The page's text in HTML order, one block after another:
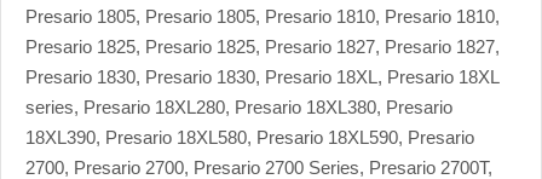
Presario 1805, Presario 1805, Presario 1810, Presario 1810,
Presario 1825, Presario 1825, Presario 1827, Presario 1827,
Presario 1830, Presario 1830, Presario 18XL, Presario 18XL
series, Presario 18XL280, Presario 18XL380, Presario
18XL390, Presario 18XL580, Presario 18XL590, Presario
2700, Presario 2700, Presario 2700 Series, Presario 2700T,